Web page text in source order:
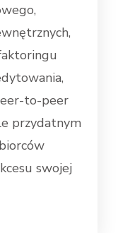
to-peer
przydatnym
swojej